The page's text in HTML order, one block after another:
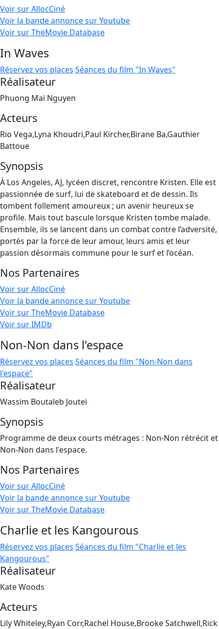
Voir sur AllocCiné
Voir la bande annonce sur Youtube
Voir sur TheMovie Database
In Waves
Réservez vos places Séances du film "In Waves"
Réalisateur
Phuong Mai Nguyen
Acteurs
Rio Vega,Lyna Khoudri,Paul Kircher,Birane Ba,Gauthier
Battoue
Synopsis
À Los Angeles, AJ, lycéen discret, rencontre Kristen. Elle est
passionnée de surf, lui de skateboard et de dessin. Ils
tombent follement amoureux ; un avenir heureux se
profile. Mais tout bascule lorsque Kristen tombe malade.
Ensemble, ils se lancent dans un combat contre l’adversité,
portés par la force de leur amour, leurs amis et leur
passion désormais commune pour le surf et l’océan.
Nos Partenaires
Voir sur AllocCiné
Voir la bande annonce sur Youtube
Voir sur TheMovie Database
Voir sur IMDb
Non-Non dans l'espace
Réservez vos places Séances du film "Non-Non dans
l'espace"
Réalisateur
Wassim Boutaleb Joutei
Synopsis
Programme de deux courts métrages : Non-Non rétrécit et
Non-Non dans l'espace.
Nos Partenaires
Voir sur AllocCiné
Voir la bande annonce sur Youtube
Voir sur TheMovie Database
Charlie et les Kangourous
Réservez vos places Séances du film "Charlie et les
Kangourous"
Réalisateur
Kate Woods
Acteurs
Lily Whiteley,Ryan Corr,Rachel House,Brooke Satchwell,Rick